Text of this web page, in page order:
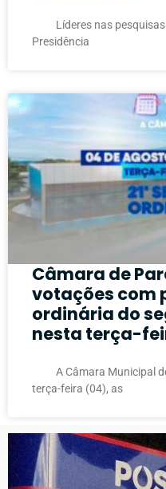
Líderes nas pesquisas
Presidência
Câmara de
votações com
ordinária do
nesta terça-
A Câmara Municipal de
terça-feira (04), as